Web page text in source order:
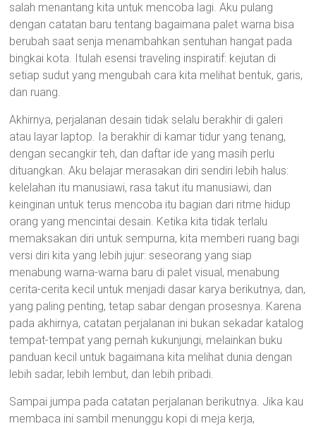
salah menantang kita untuk mencoba lagi. Aku pulang
dengan catatan baru tentang bagaimana palet warna bisa
berubah saat senja menambahkan sentuhan hangat pada
bingkai kota. Itulah esensi traveling inspiratif: kejutan di
setiap sudut yang mengubah cara kita melihat bentuk, garis,
dan ruang.
Akhirnya, perjalanan desain tidak selalu berakhir di galeri
atau layar laptop. Ia berakhir di kamar tidur yang tenang,
dengan secangkir teh, dan daftar ide yang masih perlu
dituangkan. Aku belajar merasakan diri sendiri lebih halus:
kelelahan itu manusiawi, rasa takut itu manusiawi, dan
keinginan untuk terus mencoba itu bagian dari ritme hidup
orang yang mencintai desain. Ketika kita tidak terlalu
memaksakan diri untuk sempurna, kita memberi ruang bagi
versi diri kita yang lebih jujur: seseorang yang siap
menabung warna-warna baru di palet visual, menabung
cerita-cerita kecil untuk menjadi dasar karya berikutnya, dan,
yang paling penting, tetap sabar dengan prosesnya. Karena
pada akhirnya, catatan perjalanan ini bukan sekadar katalog
tempat-tempat yang pernah kukunjungi, melainkan buku
panduan kecil untuk bagaimana kita melihat dunia dengan
lebih sadar, lebih lembut, dan lebih pribadi.
Sampai jumpa pada catatan perjalanan berikutnya. Jika kau
membaca ini sambil menunggu kopi di meja kerja,